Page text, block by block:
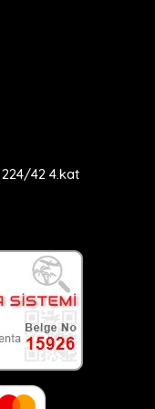
224/42 4.kat